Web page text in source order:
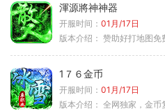
渾源將神神器
开服时间： 01月/17日
版本介绍： 赞助好打地图免
1７６金币
开服时间： 01月/17日
版本介绍： 全网独家，金币复